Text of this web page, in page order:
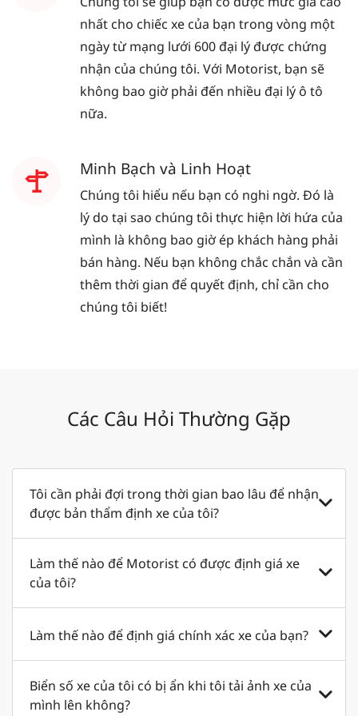
nhất cho chiếc xe của bạn trong vòng một
ngày từ mạng lưới 600 đại lý được chứng
nhận của chúng tôi. Với Motorist, bạn sẽ
không bao giờ phải đến nhiều đại lý ô tô
nữa.
Minh Bạch và Linh Hoạt
Chúng tôi hiểu nếu bạn có nghi ngờ. Đó là
lý do tại sao chúng tôi thực hiện lời hứa của
mình là không bao giờ ép khách hàng phải
bán hàng. Nếu bạn không chắc chắn và cần
thêm thời gian để quyết định, chỉ cần cho
chúng tôi biết!
Các Câu Hỏi Thường Gặp
Tôi cần phải đợi trong thời gian bao lâu để nhận
được bản thẩm định xe của tôi?
Vui lòng cho chúng tôi 24 giờ để có được định giá
cao nhất và chính xác nhất cho chiếc xe của bạn.
của chúng tôi cho đến nay đã được hoàn thành
trong một giờ.
Làm thế nào để Motorist có được định giá xe
của tôi?
Chúng tôi có được định giá xe của bạn thông qua
bạn, mạng lưới các đại lý ô tô đã qua sử dụng và
người mua trực tiếp của chúng tôi sẽ gửi ưu đãi
Làm thế nào để định giá chính xác xe của bạn?
Việc định giá ô tô của chúng tôi sẽ xem xét
thương hiệu, kiểu dáng và ngày đăng ký của ô tô.
Biển số xe của tôi có bị ẩn khi tôi tải ảnh xe của
mình lên không?